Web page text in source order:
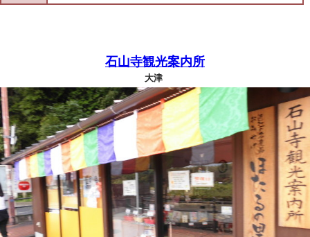
石山寺観光案内所
大津